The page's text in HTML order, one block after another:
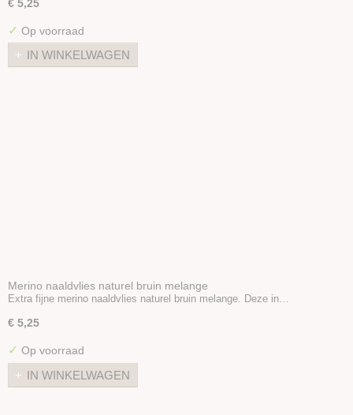
Zijde Producten
Kunststof vezels
Vulling
Naaldvilt-pakketten
Wool nepps
Sproeibal
Zeep
€ 5,25
✓ Op voorraad
IN WINKELWAGEN
Merino naaldvlies naturel bruin melange
Extra fijne merino naaldvlies naturel bruin melange. Deze in…
€ 5,25
✓ Op voorraad
IN WINKELWAGEN